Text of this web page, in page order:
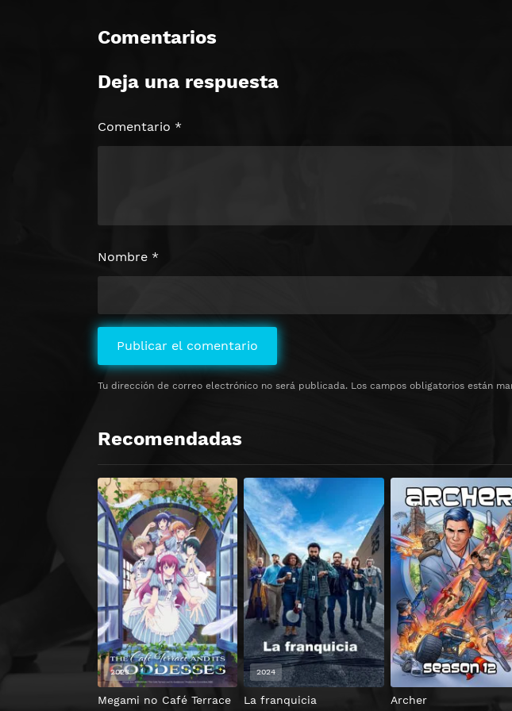
Comentarios
Deja una respuesta
Tu dirección de correo electrónico no será publicada. Los campos obligatorios están
Comentario *
Nombre *
Recomendadas
Megami no Café Terrace
2023
La franquicia
2024
Archer